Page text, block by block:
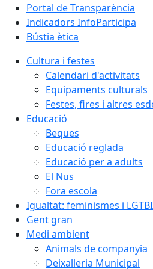
Portal de Transparència
Indicadors InfoParticipa
Bústia ètica
Cultura i festes
Calendari d'activitats
Equipaments culturals
Festes, fires i altres
Educació
Beques
Educació reglada
Educació per a adults
El Nus
Fora escola
Igualtat: feminismes i
Gent gran
Medi ambient
Animals de companyia
Deixalleria Municipal